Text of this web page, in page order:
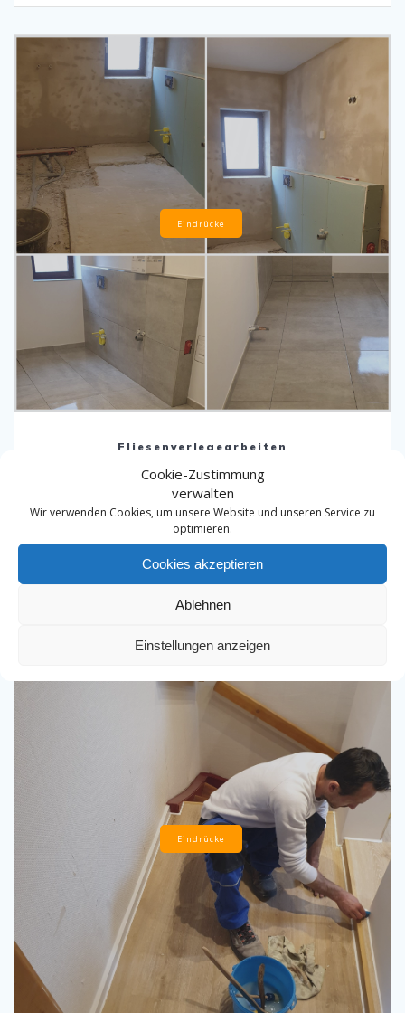
Cookie-Zustimmung
verwalten
Wir verwenden Cookies, um unsere Website und unseren Service zu
optimieren.
Cookies akzeptieren
Ablehnen
Einstellungen anzeigen
Eindrücke
Fliesenverlegearbeiten
Wir erledigen für Sie alle Arten von Fliesenverlegearbeiten, mit
Ihren Wunschmaterialien und natürlich maßgeschneidert nach
Ihren Bedürfnissen. Auch eventuelle Vorarbeiten gehören
natürlich dazu.
Eindrücke